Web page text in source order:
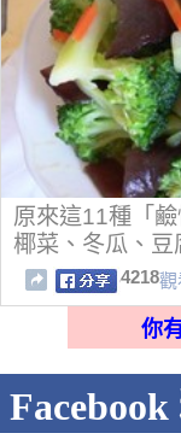
原來這11種「
椰菜、冬瓜、
4218觀
你